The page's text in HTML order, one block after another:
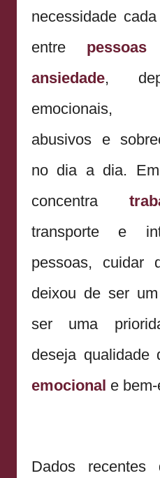
necessidade
entre pessoas
ansiedade,
emocionais,
abusivos e
no dia a dia.
concentra
transporte e
pessoas, cuidar
deixou de ser
ser uma
deseja qualidade
emocional e
Dados recentes